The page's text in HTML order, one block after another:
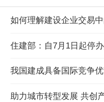
如何理解建设企业交易中
我国建成具备国际竞争